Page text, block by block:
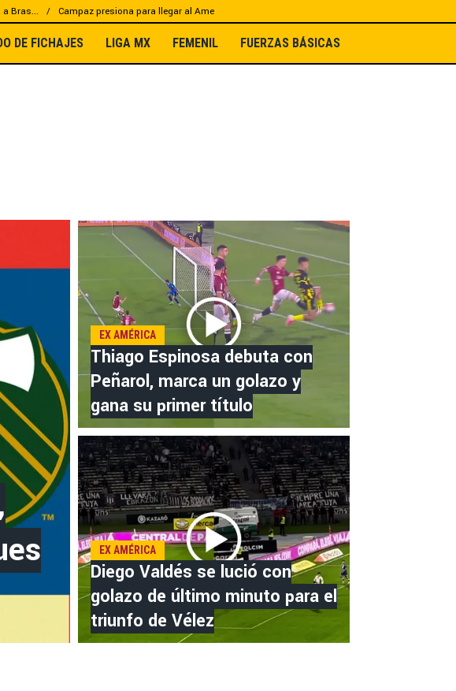
Bras... Campaz presiona para llegar al Ame
DE FICHAJES LIGA MX FEMENIL FUERZAS BÁSICAS
EX AMÉRICA
Thiago Espinosa debuta con
Peñarol, marca un golazo y
gana su primer título
EX AMÉRICA
Diego Valdés se lució con
golazo de último minuto para el
triunfo de Vélez